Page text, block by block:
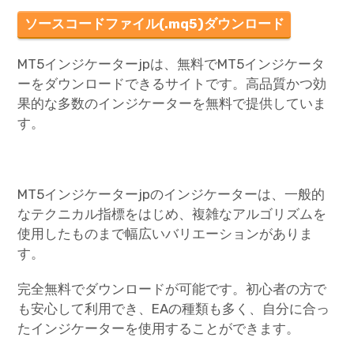
ソースコードファイル(.mq5)ダウンロード
MT5インジケーターjpは、無料でMT5インジケータ
ーをダウンロードできるサイトです。高品質かつ効
果的な多数のインジケーターを無料で提供していま
す。
MT5インジケーターjpのインジケーターは、一般的
なテクニカル指標をはじめ、複雑なアルゴリズムを
使用したものまで幅広いバリエーションがありま
す。
完全無料でダウンロードが可能です。初心者の方で
も安心して利用でき、EAの種類も多く、自分に合っ
たインジケーターを使用することができます。